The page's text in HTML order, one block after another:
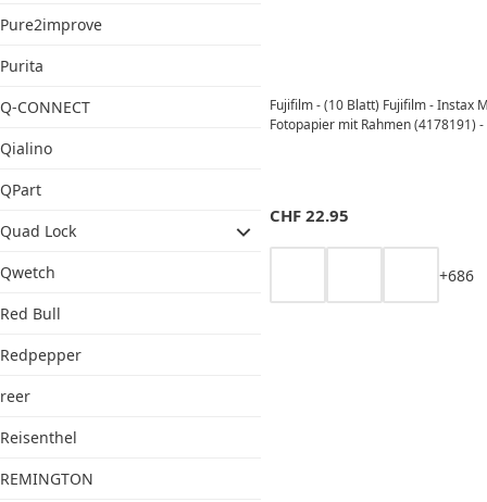
Pure2improve
Purita
Q-CONNECT
Qialino
QPart
Quad Lock
Qwetch
Red Bull
Redpepper
reer
Reisenthel
REMINGTON
Fujifilm - (10 Blatt) Fujifilm - Instax
Fotopapier mit Rahmen (4178191)
CHF 22.95
+686